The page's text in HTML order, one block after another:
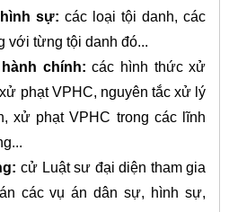
hình sự:các loại tội danh, các
với từng tội danh đó...
hành chính:các hình thức xử
phạt VPHC, nguyên tắc xử lý
xử phạt VPHC trong các lĩnh
cử Luật sư đại diện tham gia
các vụ án dân sự, hình sự,